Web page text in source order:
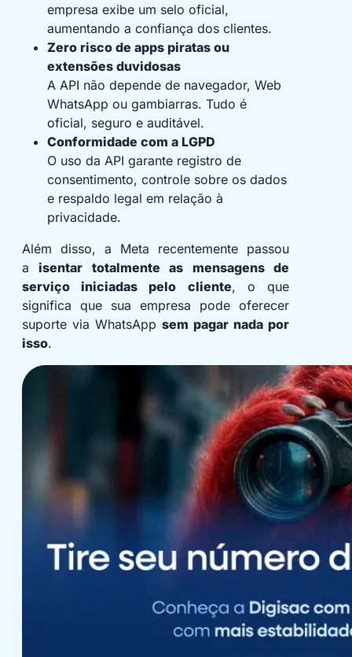
empresa exibe um selo oficial,
aumentando a confiança dos clientes.
Zero risco de apps piratas ou
extensões duvidosas
A API não depende de navegador, Web
WhatsApp ou gambiarras. Tudo é
oficial, seguro e auditável.
Conformidade com a LGPD
O uso da API garante registro de
consentimento, controle sobre os dados
e respaldo legal em relação à
privacidade.
Além disso, a Meta recentemente passou
a isentar totalmente as mensagens de
serviço iniciadas pelo cliente, o que
significa que sua empresa pode oferecer
suporte via WhatsApp sem pagar nada por
isso.